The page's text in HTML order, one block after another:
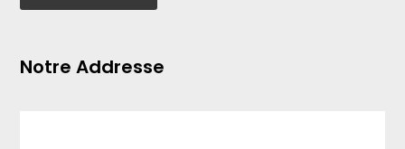
Notre Addresse